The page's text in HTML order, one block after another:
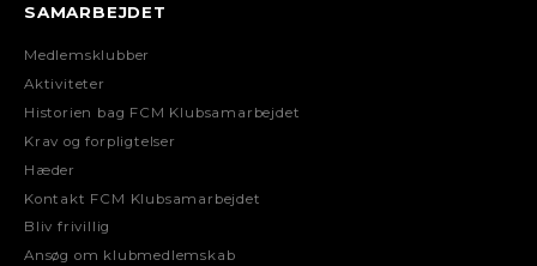
SAMARBEJDET
Medlemsklubber
Aktiviteter
Historien bag FCM Klubsamarbejdet
Krav og forpligtelser
Hæder
Kontakt FCM Klubsamarbejdet
Bliv frivillig
Ansøg om klubmedlemskab